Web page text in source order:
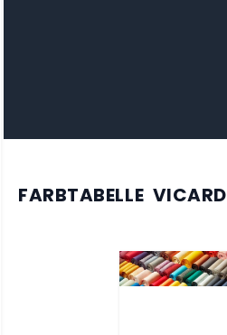
FARBTABELLE VICARD